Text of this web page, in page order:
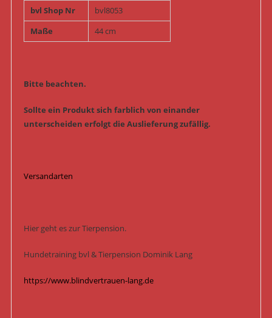
bvl Shop Nr
bvl8053
Maße
44 cm
Bitte beachten.
Sollte ein Produkt sich farblich von einander
unterscheiden erfolgt die Auslieferung zufällig.
Versandarten
Hier geht es zur Tierpension.
Hundetraining bvl & Tierpension Dominik Lang
https://www.blindvertrauen-lang.de